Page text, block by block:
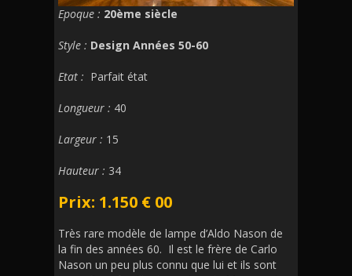
Epoque : 20ème siècle
Style : Design Années 50-60
Etat : Parfait état
Longueur : 40
Largeur : 15
Hauteur : 34
Prix: 1.150 € 00
Très rare modèle de lampe d’Aldo Nason de
la fin des années 60. Il est le frère de Carlo
Nason un peu plus connu que lui et ils sont